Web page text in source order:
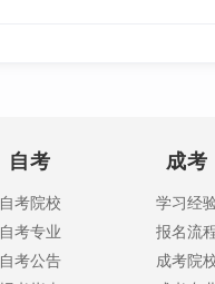
自考
自考院校
自考专业
自考公告
成考
学习经
报名流
成考院